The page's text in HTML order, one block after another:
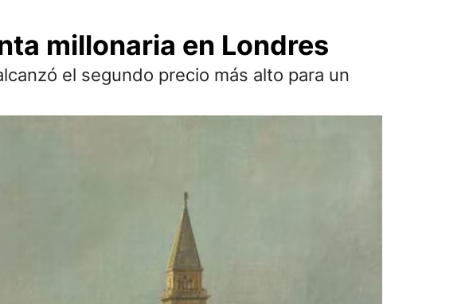
millonaria en Londres
el segundo precio más alto para un